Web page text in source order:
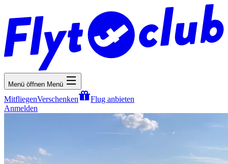
Menü öffnen Menü
MitfliegenVerschenken
Flug anbieten
Anmelden